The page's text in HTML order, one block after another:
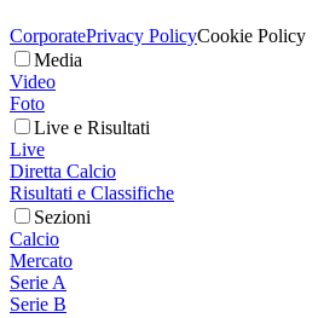
CorporatePrivacy PolicyCookie Policy
Media
Video
Foto
Live e Risultati
Live
Diretta Calcio
Risultati e Classifiche
Sezioni
Calcio
Mercato
Serie A
Serie B